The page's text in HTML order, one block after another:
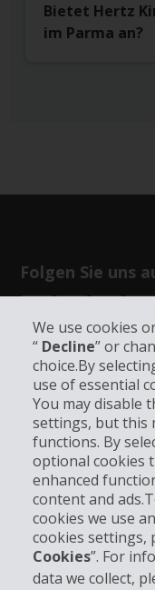
We use cookies
“ Decline” or
choice.By
use of essential
You may disable
settings, but this
functions. By
optional cookies
enhanced
content and
cookies we use
cookies settings,
Cookies”. For
data we collect,
Bietet Hertz
im Parma an?
Folgen Sie uns
Partner
Kundenservice
Mieten bei Hertz